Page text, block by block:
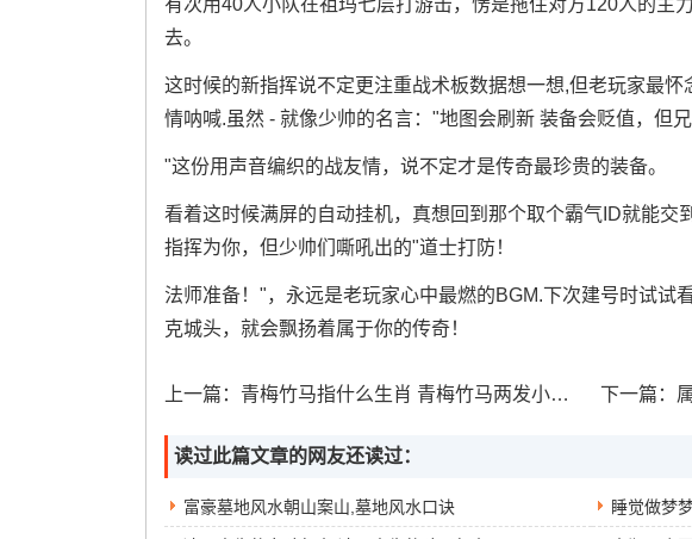
有次用40人小队在祖玛七层打游击，愣是拖住对方120人的主
去。
这时候的新指挥说不定更注重战术板数据想一想,但老玩家最
情呐喊.虽然 - 就像少帅的名言："地图会刷新 装备会贬值，但
"这份用声音编织的战友情，说不定才是传奇最珍贵的装备。
看着这时候满屏的自动挂机，真想回到那个取个霸气ID就能交
指挥为你，但少帅们嘶吼出的"道士打防！
法师准备！"，永远是老玩家心中最燃的BGM.下次建号时试试
克城头，就会飘扬着属于你的传奇！
上一篇： 青梅竹马指什么生肖 青梅竹马两发小指什么生肖 下一篇：
读过此篇文章的网友还读过：
富豪墓地风水朝山案山,墓地风水口诀 睡觉做梦